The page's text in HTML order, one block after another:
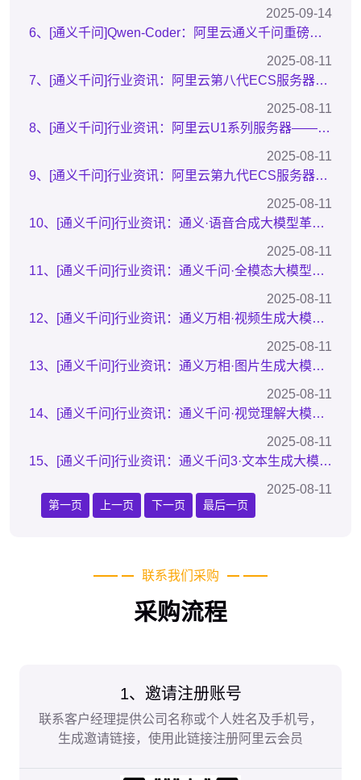
2025-09-14
6、[通义千问]Qwen-Coder：阿里云通义千问重磅推出的AI编程利器，开启高效开发新时代！
2025-08-11
7、[通义千问]行业资讯：阿里云第八代ECS服务器——稳定高效，助力企业数字化转型再提速
2025-08-11
8、[通义千问]行业资讯：阿里云U1系列服务器——为中小企业及开发测试环境量身打造
2025-08-11
9、[通义千问]行业资讯：阿里云第九代ECS服务器——算力与性能的新纪元
2025-08-11
10、[通义千问]行业资讯：通义·语音合成大模型革新自然语言处理技术
2025-08-11
11、[通义千问]行业资讯：通义千问·全模态大模型引领多模态交互新纪元
2025-08-11
12、[通义千问]行业资讯：通义万相·视频生成大模型革新内容创作
2025-08-11
13、[通义千问]行业资讯：通义万相·图片生成大模型革新图像创作领域
2025-08-11
14、[通义千问]行业资讯：通义千问·视觉理解大模型引领视觉技术新突破
2025-08-11
15、[通义千问]行业资讯：通义千问3·文本生成大模型全新发布
2025-08-11
第一页 上一页 下一页 最后一页
联系我们采购
采购流程
1、邀请注册账号
联系客户经理提供公司名称或个人姓名及手机号，
生成邀请链接，使用此链接注册阿里云会员